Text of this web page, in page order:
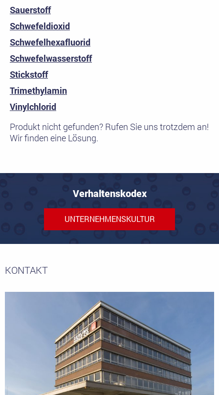
Sauerstoff
Schwefeldioxid
Schwefelhexafluorid
Schwefelwasserstoff
Stickstoff
Trimethylamin
Vinylchlorid
Produkt nicht gefunden? Rufen Sie uns trotzdem an!
Wir finden eine Lösung.
Verhaltenskodex
UNTERNEHMENSKULTUR
KONTAKT